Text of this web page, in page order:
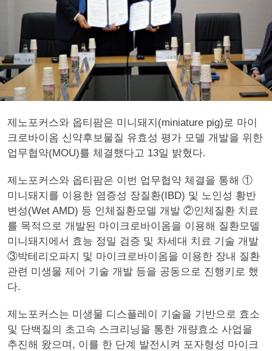
제노포커스와 옵티팜은 미니돼지(miniature pig)로 마이
크로바이옴 신약후보물질 유효성 평가 모델 개발을 위한
업무협약(MOU)를 체결했다고 13일 밝혔다.
제노포커스와 옵티팜은 이번 업무협약 체결을 통해 ①
미니돼지를 이용한 염증성 장질환(IBD) 및 노인성 황반
변성(Wet AMD) 등 인체질환모델 개발 ②인체질환 치료
를 목적으로 개발된 마이크로바이옴을 이용해 질환모델
미니돼지에서 효능 정밀 검증 및 차세대 치료 기술 개발
③박테리오파지 및 마이크로바이옴을 이용한 장내 질환
관련 미생물 제어 기술 개발 등을 공동으로 진행키로 했
다.
제노포커스는 미생물 디스플레이 기술을 기반으로 효소
및 단백질의 초고속 스크리닝을 통한 개량효소 사업을
추진해 왔으며, 이를 한 단계 발전시켜 포자형성 마이크